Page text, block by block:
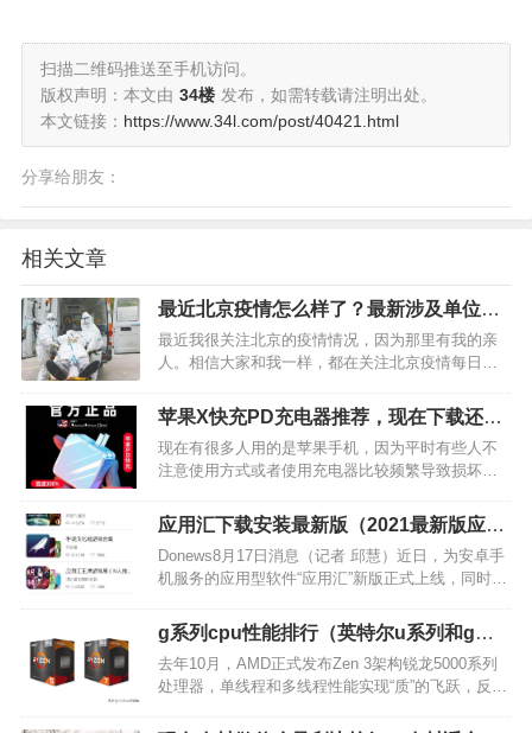
扫描二维码推送至手机访问。
版权声明：本文由 34楼 发布，如需转载请注明出处。
本文链接： https://www.34l.com/post/40421.html
分享给朋友：
相关文章
最近北京疫情怎么样了？最新涉及单位聚
集性疫情14起
最近我很关注北京的疫情情况，因为那里有我的亲
人。相信大家和我一样，都在关注北京疫情每日新
汉的局面。6月份在疫情严峻时，北京7天新增157病
例，那么在这之后疫情是否得到控制了呢?…
苹果X快充PD充电器推荐，现在下载还有
优惠券可以领呢
现在有很多人用的是苹果手机，因为平时有些人不
注意使用方式或者使用充电器比较频繁导致损坏。
的，不能用安卓手机的充电器充苹果手机。所以，
大家如果苹果手机充电器损坏了，需要购买的话就
要买个专门的苹果手机…
应用汇下载安装最新版（2021最新版应用
汇app）
Donews8月17日消息（记者 邱慧）近日，为安卓手
机服务的应用型软件“应用汇”新版正式上线，同时推
荐”、“最热”、“最新”三类。应用汇官方介绍，此次新
版上线后，安装包被优化缩小，给…
g系列cpu性能排行（英特尔u系列和g系
列）
去年10月，AMD正式发布Zen 3架构锐龙5000系列
处理器，单线程和多线程性能实现“质”的飞跃，反超